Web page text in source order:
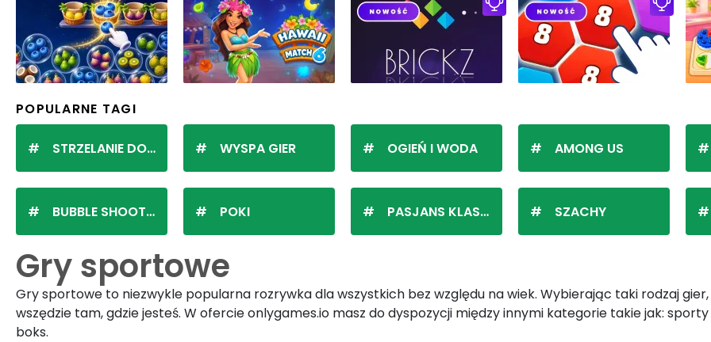
POPULARNE TAGI
STRZELANIE DO KULEK
BUBBLE SHOOTER
WYSPA GIER
POKI
OGIEŃ I WODA
PASJANS KLASYCZNY
AMONG US
SZACHY
Gry sportowe
Gry sportowe to niezwykle popularna rozrywka dla wszystkich bez względu na wiek. Wybierając taki rodzaj
wszędzie tam, gdzie jesteś. W ofercie onlygames.io masz do dyspozycji między innymi kategorie takie jak:
boks.